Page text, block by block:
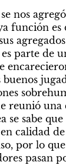
nos
función
parte de
reunió
sabe
calidad
por lo
pasan